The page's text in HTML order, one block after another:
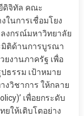
ดิจิทัล คณะ
ในการเชื่อมโยง
งกรณ์มหาวิทยาลัย
มิติด้านการบูรณา
งานภาครัฐ เพื่อ
ธรรม เป้าหมาย
งวิชาการ ให้กลาย
เพื่อยกระดับ
ยให้เติบโตอย่าง